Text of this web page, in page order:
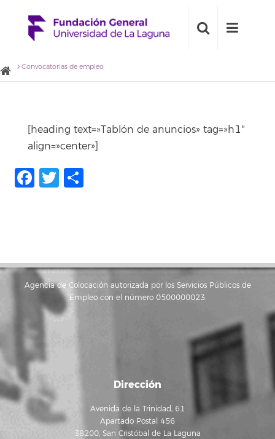
Convocatorias de empleo
[heading text=»Tablón de anuncios» tag=»h1″
align=»center»]
Facebook
Twitter
Agencia de Colocación autorizada por los Servicios Públicos de
Empleo con el número 0500000023.
Dirección
Avenida de la Trinidad, 61
Apartado Postal 456
38200, San Cristóbal de La Laguna